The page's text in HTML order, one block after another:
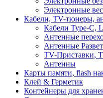
Электронные
Кабели, TV-тюнеры,
Кабели Type-C,
Антенные
Антенные
TV-Приставки,
Антенны
Карты памяти, flash
Клей & Герметик
Контейнеры для